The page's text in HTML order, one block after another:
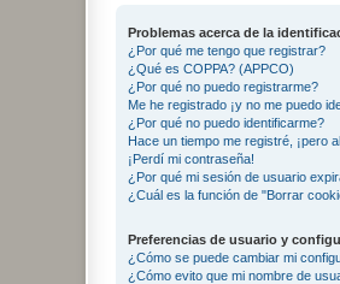
Problemas acerca de la
¿Por qué me tengo que registrar?
¿Qué es COPPA? (APPCO)
¿Por qué no puedo registrarme?
Me he registrado ¡y no me puedo
¿Por qué no puedo identificarme?
Hace un tiempo me registré, ¡pero
¡Perdí mi contraseña!
¿Por qué mi sesión de usuario
¿Cuál es la función de "Borrar
Preferencias de usuario y
¿Cómo se puede cambiar mi
¿Cómo evito que mi nombre de